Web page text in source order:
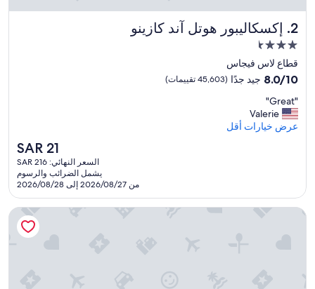
2. إكسكاليبور هوتل آند كازينو
إكسكاليبور هوتل آند كازينو
مكان
إقامة
مصنف
3.5
نجمة
قطاع لاس فيجاس
8.0
10،
جيد
جدًا،
8.0/10 جيد جدًا (45,603 تقييمات)
"
G
r
"Great"
Valerie
عرض خيارات أقل
السعر
الحالي
هو
SAR
21
SAR 21
السعر النهائي: SAR 216
يشمل الضرائب والرسوم
من 2026/08/27 إلى 2026/08/28
فلامنجو لاس فيجاس هوتل آند كازينو